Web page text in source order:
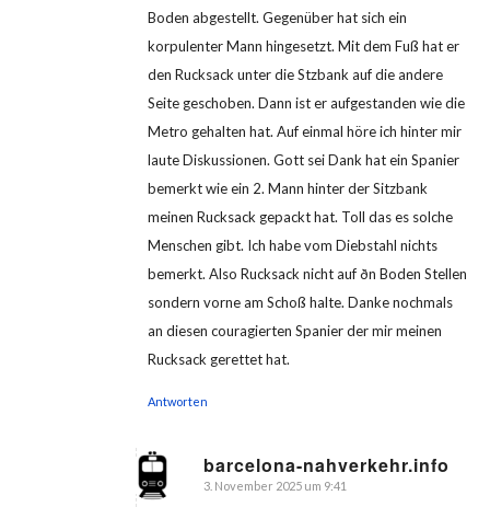
Boden abgestellt. Gegenüber hat sich ein
korpulenter Mann hingesetzt. Mit dem Fuß hat er
den Rucksack unter die Stzbank auf die andere
Seite geschoben. Dann ist er aufgestanden wie die
Metro gehalten hat. Auf einmal höre ich hinter mir
laute Diskussionen. Gott sei Dank hat ein Spanier
bemerkt wie ein 2. Mann hinter der Sitzbank
meinen Rucksack gepackt hat. Toll das es solche
Menschen gibt. Ich habe vom Diebstahl nichts
bemerkt. Also Rucksack nicht auf ðn Boden Stellen
sondern vorne am Schoß halte. Danke nochmals
an diesen couragierten Spanier der mir meinen
Rucksack gerettet hat.
Antworten
barcelona-nahverkehr.info
sagte:
3. November 2025 um 9:41